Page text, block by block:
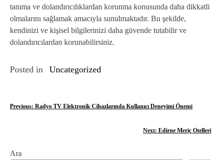
tanıma ve dolandırıcılıklardan korunma konusunda daha dikkatli
olmalarını sağlamak amacıyla sunulmaktadır. Bu şekilde,
kendinizi ve kişisel bilgilerinizi daha güvende tutabilir ve
dolandırıcılardan korunabilirsiniz.
Posted in Uncategorized
Y
Previous: Radyo TV Elektronik Cihazlarında Kullanıcı Deneyimi Önemi
Next: Edirne Meriç Otelleri
Ara